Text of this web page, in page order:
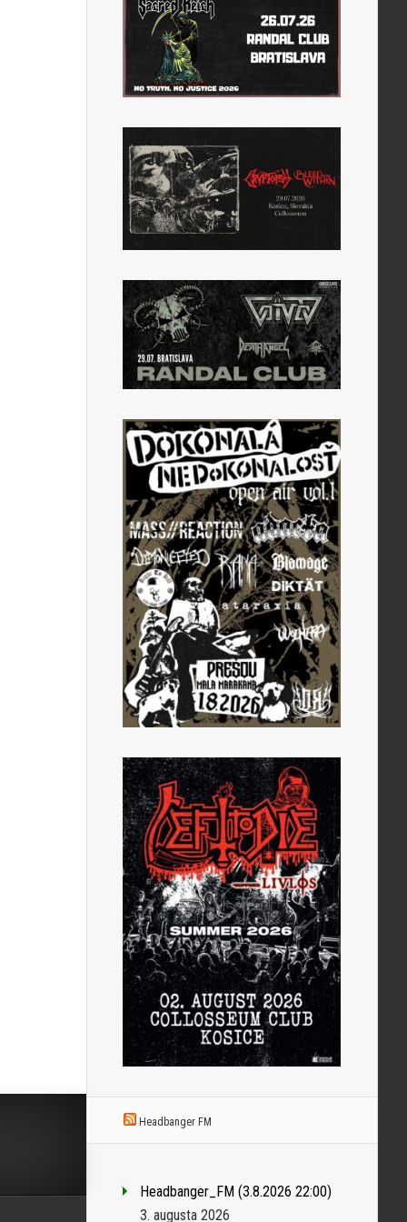
Headbanger FM
Headbanger_FM (3.8.2026 22:00)
3. augusta 2026